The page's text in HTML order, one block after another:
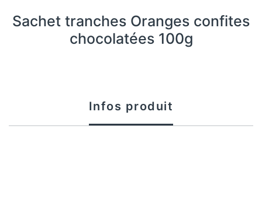
Sachet tranches Oranges confites
chocolatées 100g
Infos produit